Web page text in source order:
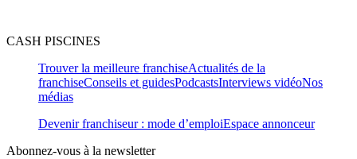
CASH PISCINES
Trouver la meilleure franchiseActualités de la
franchiseConseils et guidesPodcastsInterviews vidéoNos
médias
Devenir franchiseur : mode d’emploiEspace annonceur
Abonnez-vous à la newsletter